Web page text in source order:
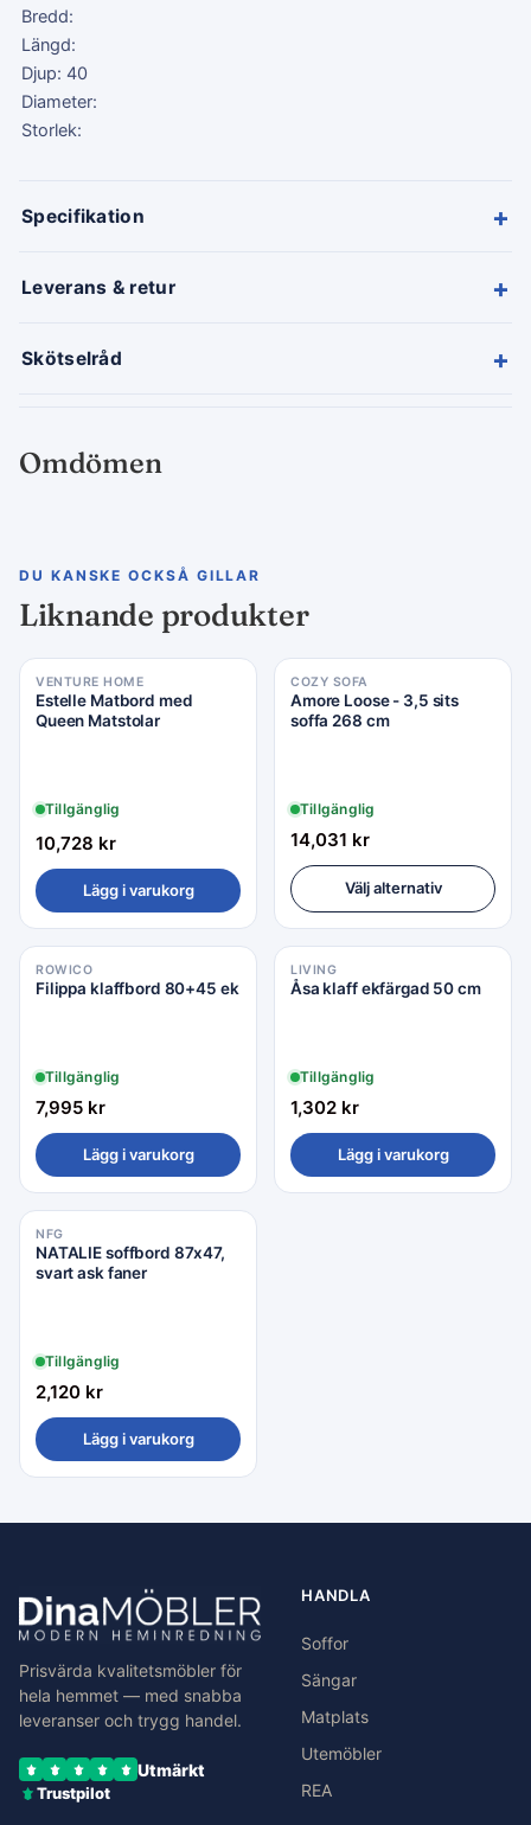
Bredd:
Längd:
Djup: 40
Diameter:
Storlek:
Specifikation +
Leverans & retur +
Skötselråd +
Omdömen
DU KANSKE OCKSÅ GILLAR
Liknande produkter
VENTURE HOME
Estelle Matbord med
Queen Matstolar
Tillgänglig
10,728 kr
Lägg i varukorg
COZY SOFA
Amore Loose - 3,5 sits
soffa 268 cm
Tillgänglig
14,031 kr
Välj alternativ
ROWICO
Filippa klaffbord 80+45 ek
Tillgänglig
7,995 kr
Lägg i varukorg
LIVING
Åsa klaff ekfärgad 50 cm
Tillgänglig
1,302 kr
Lägg i varukorg
NFG
NATALIE soffbord 87x47,
svart ask faner
Tillgänglig
2,120 kr
Lägg i varukorg
Prisvärda kvalitetsmöbler för
hela hemmet — med snabba
leveranser och trygg handel.
Utmärkt
Trustpilot
HANDLA
Soffor
Sängar
Matplats
Utemöbler
REA